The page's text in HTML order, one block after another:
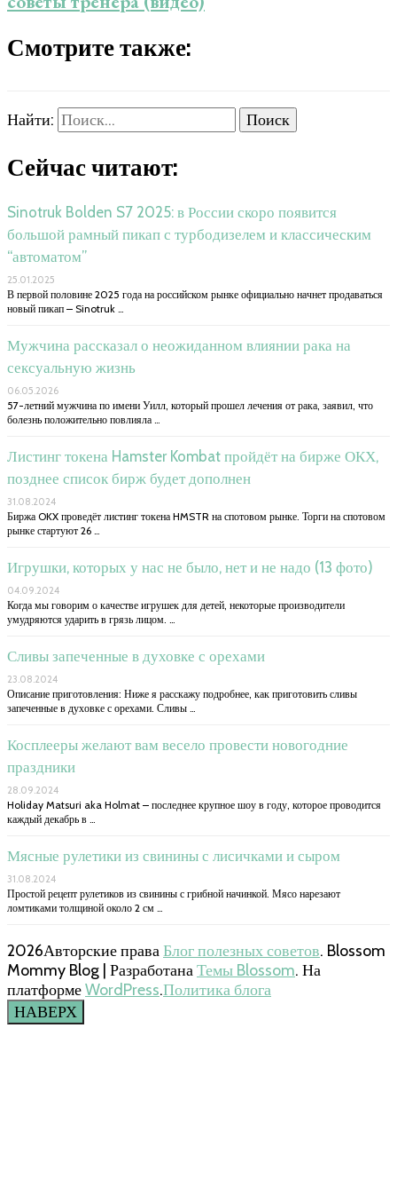
Смотрите также:
Найти:
Сейчас читают:
Sinotruk Bolden S7 2025: в России скоро появится
большой рамный пикап с турбодизелем и классическим
“автоматом”
25.01.2025
В первой половине 2025 года на российском рынке официально начнет продаваться
новый пикап – Sinotruk …
Мужчина рассказал о неожиданном влиянии рака на
сексуальную жизнь
06.05.2026
57-летний мужчина по имени Уилл, который прошел лечения от рака, заявил, что
болезнь положительно повлияла …
Листинг токена Hamster Kombat пройдёт на бирже ОКХ,
позднее список бирж будет дополнен
31.08.2024
Биржа OKX проведёт листинг токена HMSTR на спотовом рынке. Торги на спотовом
рынке стартуют 26 …
Игрушки, которых у нас не было, нет и не надо (13 фото)
04.09.2024
Когда мы говорим о качестве игрушек для детей, некоторые производители
умудряются ударить в грязь лицом. …
Сливы запеченные в духовке с орехами
23.08.2024
Описание приготовления: Ниже я расскажу подробнее, как приготовить сливы
запеченные в духовке с орехами. Сливы …
Косплееры желают вам весело провести новогодние
праздники
28.09.2024
Holiday Matsuri aka Holmat – последнее крупное шоу в году, которое проводится
каждый декабрь в …
Мясные рулетики из свинины с лисичками и сыром
31.08.2024
Простой рецепт рулетиков из свинины с грибной начинкой. Мясо нарезают
ломтиками толщиной около 2 см …
2026Авторские праваБлог полезных советов. Blossom
Mommy Blog | РазработанаТемы Blossom. На
платформеWordPress.Политика блога
НАВЕРХ